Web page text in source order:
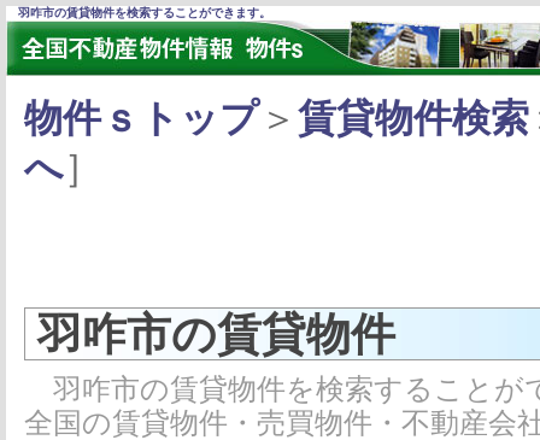
羽咋市の賃貸物件を検索することができます。
物件ｓトップ＞ 賃貸物件検索
へ］
羽咋市の賃貸物件
羽咋市の賃貸物件を検索することが
全国の賃貸物件・売買物件・不動産会